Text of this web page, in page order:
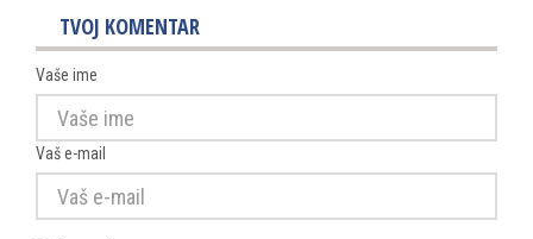
TVOJ KOMENTAR
Vaše ime
Vaš e-mail